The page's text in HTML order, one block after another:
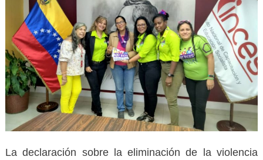
La declaración sobre la eliminación de la violencia